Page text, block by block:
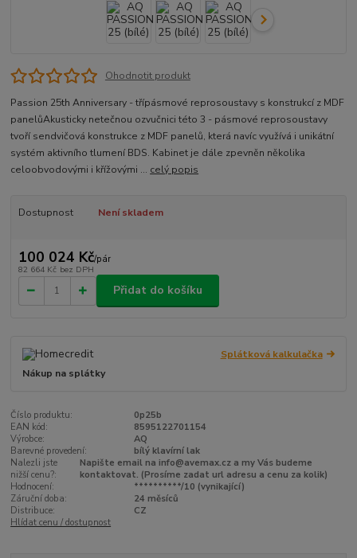
Ohodnotit produkt
Passion 25th Anniversary - třípásmové reprosoustavy s konstrukcí z MDF
panelůAkusticky netečnou ozvučnici této 3 - pásmové reprosoustavy
tvoří sendvičová konstrukce z MDF panelů, která navíc využívá i unikátní
systém aktivního tlumení BDS. Kabinet je dále zpevněn několika
celoobvodovými i křížovými ... celý popis
Dostupnost Není skladem
100 024 Kč/pár
82 664 Kč bez DPH
Přidat do košíku
Splátková kalkulačka
Nákup na splátky
Číslo produktu:
0p25b
EAN kód:
8595122701154
Výrobce:
AQ
Barevné provedení:
bílý klavírní lak
Nalezli jste
nižší cenu?:
Napište email na info@avemax.cz a my Vás budeme
kontaktovat. (Prosíme zadat url adresu a cenu za kolik)
Hodnocení:
**********/10 (vynikající)
Záruční doba:
24 měsíců
Distribuce:
CZ
Hlídat cenu / dostupnost